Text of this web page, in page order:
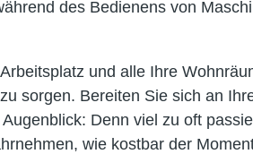
des Bedienens von
und alle Ihre
sorgen. Bereiten Sie sich an
Denn viel zu oft
wie kostbar der